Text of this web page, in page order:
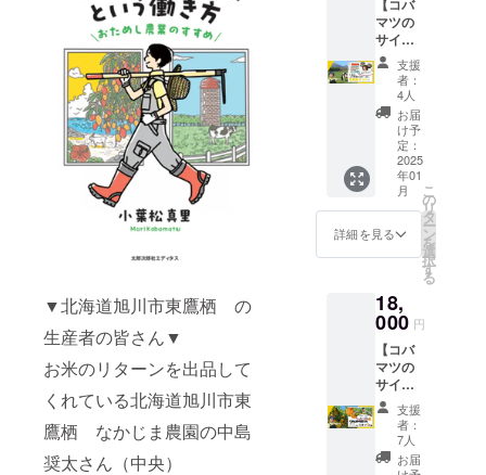
▼北海道旭川市東鷹栖 の
生産者の皆さん▼
お米のリターンを出品して
くれている北海道旭川市東
鷹栖 なかじま農園の中島
奨太さん（中央）
し農家
電子冊
子 ⑤川
添農園
のコー
ンスー
プ×３
袋！ ▼
コーン
スープ
につい
て▼ 農
加工場
へ直接
１８度
越えの
ゴール
ドラッ
シュを
ペース
ト状に
し、 そ
こへ牛
乳と少
ローズ
ドの
LINEグ
ルー
プ、
OR
FBグ
ループ
にご招
待！ ⑤
沖縄県
宜野座
久地さ
んの
300g
【産
地】沖
縄県宜
野座村
【原材
料名】
サトウ
キビ
【量】
農場や
地域の
お悩み
もヒア
リング
して一
緒に課
題解決
や企画
を考え
ます！
①コバ
マツサ
イン入
家の働
き方と
②お礼
のメッ
セージ
③番外
編！コ
バマツ
手作
か、お
ぼろづ
き い
づれか
kg）】
①コバ
マツサ
イン入
り「フ
リーラ
ンス農
家の働
き方と
メッ
セージ
③番外
編！コ
バマツ
手作
り、推
し農家
電子冊
子 ④ク
マツの
サイン
入り書
籍1冊×
番外編
推し農
家電子
冊子×北
海道中
標津町
乳製品
セット
（お写
真の中
から５
お送り
させて
いただ
きま
す）】
〇リ
ターン
〇 ①コ
バマツ
サイン
支援
者：
4人
お届
け予
定：
2025
年01
月
詳細を見る
こ
の
リ
タ
ー
ン
を
選
択
す
る
18,
000 円
【コバ
マツの
サイン
入り書
籍1冊×
番外編
推し農
家電子
支援
者：
7人
お届